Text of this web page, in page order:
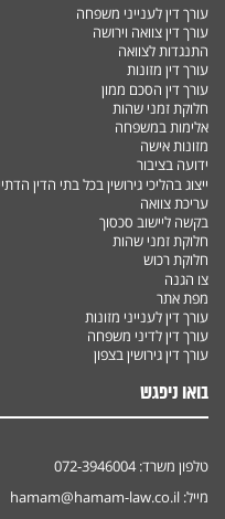
עורך דין לענייני משפחה
עורך דין צוואה וירושה
התנגדות לצוואה
עורך דין מזונות
עורך דין הסכם ממון
חלוקת זמני שהות
אלימות במשפחה
מזונות אישה
ידועה בציבור
ייצוג בהליכי גירושין בכל בתי הדין
עריכת צוואה
בקשה ליישוב סכסוך
חלוקת זמני שהות
חלוקת רכוש
צו הגנה
מפת אתר
עורך דין לענייני מזונות
עורך דין לדיני משפחה
עורך דין גירושין בצפון
בואו ניפגש
טלפון משרד: 072-3946004
מייל: hamam@hamam-law.co.il